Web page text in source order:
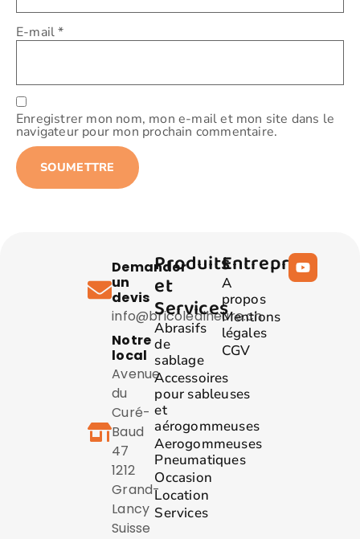
E-mail*
Enregistrer mon nom, mon e-mail et mon site dans le
navigateur pour mon prochain commentaire.
Demander
un
devis
info@bricolealheure.ch
Notre
local
Avenue
du
Curé-
Baud
47
1212
Grand-
Lancy
Suisse
Produits
et
Services
Abrasifs
de
sablage
Accessoires
pour sableuses
et
aérogommeuses
Aerogommeuses
Pneumatiques
Occasion
Location
Services
Entreprise
A
propos
Mentions
légales
CGV